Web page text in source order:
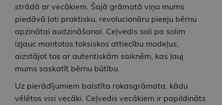
strādā ar vecākiem. Šajā grāmatā viņa mums
piedāvā ļoti praktisku, revolucionāru pieeju bērnu
apzinātai audzināšanai. Ceļvedis soli pa solim
izjauc mantotos toksiskos attiecību modeļus,
aizstājot tos ar autentiskām saiknēm, kas ļauj
mums saskatīt bērnu būtību.
Uz pierādījumiem balstīta rokasgrāmata, kādu
vēlētos visi vecāki. Ceļvedis vecākiem ir papildināts